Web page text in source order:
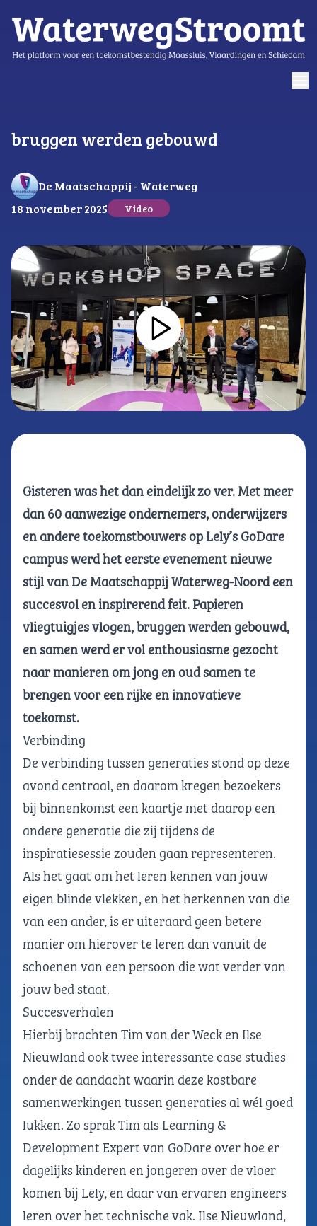
bruggen werden gebouwd
De Maatschappij - Waterweg
18 november 2025
Video
Gisteren was het dan eindelijk zo ver. Met meer
dan 60 aanwezige ondernemers, onderwijzers
en andere toekomstbouwers op Lely’s GoDare
campus werd het eerste evenement nieuwe
stijl van De Maatschappij Waterweg-Noord een
succesvol en inspirerend feit. Papieren
vliegtuigjes vlogen, bruggen werden gebouwd,
en samen werd er vol enthousiasme gezocht
naar manieren om jong en oud samen te
brengen voor een rijke en innovatieve
toekomst.
Verbinding
De verbinding tussen generaties stond op deze
avond centraal, en daarom kregen bezoekers
bij binnenkomst een kaartje met daarop een
andere generatie die zij tijdens de
inspiratiesessie zouden gaan representeren.
Als het gaat om het leren kennen van jouw
eigen blinde vlekken, en het herkennen van die
van een ander, is er uiteraard geen betere
manier om hierover te leren dan vanuit de
schoenen van een persoon die wat verder van
jouw bed staat.
Succesverhalen
Hierbij brachten Tim van der Weck en Ilse
Nieuwland ook twee interessante case studies
onder de aandacht waarin deze kostbare
samenwerkingen tussen generaties al wél goed
lukken. Zo sprak Tim als Learning &
Development Expert van GoDare over hoe er
dagelijks kinderen en jongeren over de vloer
komen bij Lely, en daar van ervaren engineers
leren over het technische vak. Ilse Nieuwland,